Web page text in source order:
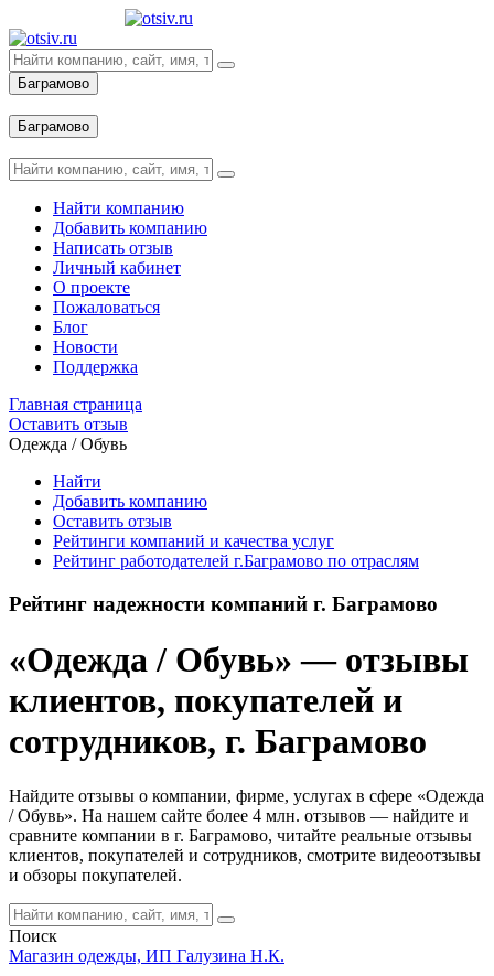
Баграмово
Баграмово
Найти компанию
Добавить компанию
Написать отзыв
Личный кабинет
О проекте
Пожаловаться
Блог
Новости
Поддержка
Главная страница
Оставить отзыв
Одежда / Обувь
Найти
Добавить компанию
Оставить отзыв
Рейтинги компаний и качества услуг
Рейтинг работодателей г.Баграмово по отраслям
Рейтинг надежности компаний г. Баграмово
«Одежда / Обувь» — отзывы
клиентов, покупателей и
сотрудников, г. Баграмово
Найдите отзывы о компании, фирме, услугах в сфере «Одежда
/ Обувь». На нашем сайте более 4 млн. отзывов — найдите и
сравните компании в г. Баграмово, читайте реальные отзывы
клиентов, покупателей и сотрудников, смотрите видеоотзывы
и обзоры покупателей.
Поиск
Магазин одежды, ИП Галузина Н.К.